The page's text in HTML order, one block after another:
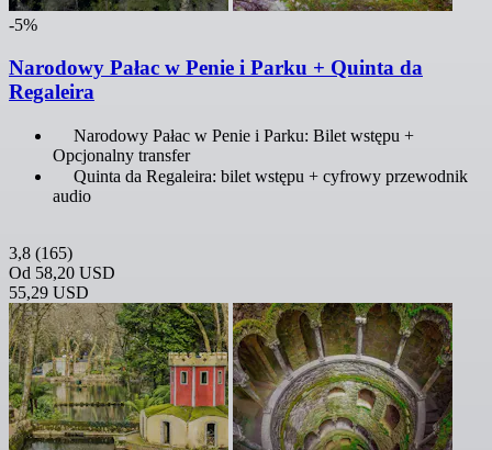
-5%
Narodowy Pałac w Penie i Parku + Quinta da
Regaleira
Narodowy Pałac w Penie i Parku: Bilet wstępu +
Opcjonalny transfer
Quinta da Regaleira: bilet wstępu + cyfrowy przewodnik
audio
3,8 (165)
Od 58,20 USD
55,29 USD